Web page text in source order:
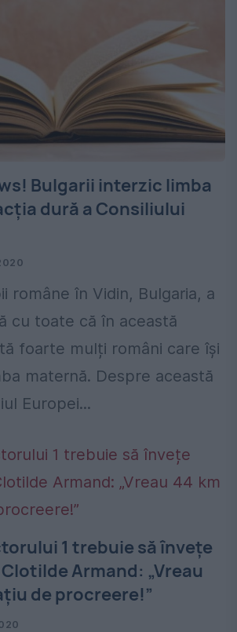
Bulgarii interzic limba
dură a Consiliului
române în Vidin, Bulgaria, a
cu toate că în această
foarte mulți români care își
maternă. Despre această
Europei...
1 trebuie să învețe
Armand: „Vreau
de procreere!”